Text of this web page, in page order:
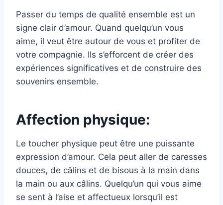
Passer du temps de qualité ensemble est un
signe clair d’amour. Quand quelqu’un vous
aime, il veut être autour de vous et profiter de
votre compagnie. Ils s’efforcent de créer des
expériences significatives et de construire des
souvenirs ensemble.
Affection physique:
Le toucher physique peut être une puissante
expression d’amour. Cela peut aller de caresses
douces, de câlins et de bisous à la main dans
la main ou aux câlins. Quelqu’un qui vous aime
se sent à l’aise et affectueux lorsqu’il est